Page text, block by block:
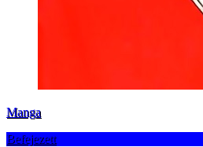
Manga
Befejezett